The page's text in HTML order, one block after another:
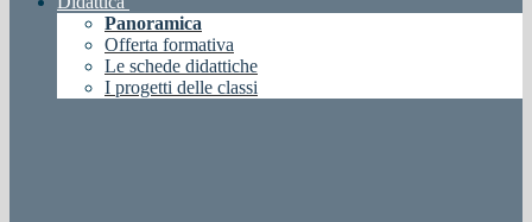
Panoramica
Offerta formativa
Le schede didattiche
I progetti delle classi